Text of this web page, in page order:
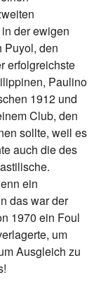
der ewigen
Puyol, den
erfolgreichste
Paulino
1912 und
Club, den
sollte, weil es
auch die des
ein
das war der
1970 ein Foul
um
Ausgleich zu